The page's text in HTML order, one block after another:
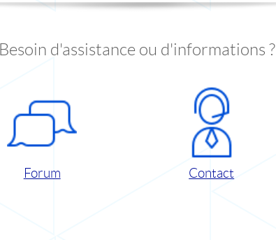
Besoin d'assistance ou d'informations ?
Forum Contact